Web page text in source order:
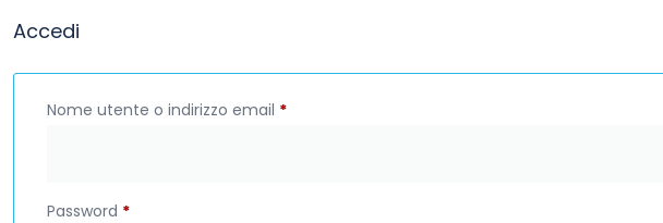
Accedi
Nome utente o indirizzo email *
Password *